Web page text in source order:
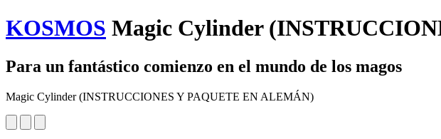
KOSMOS Magic Cylinder
Para un fantástico comienzo en el mundo de los magos
Magic Cylinder (INSTRUCCIONES Y PAQUETE EN ALEMÁN)